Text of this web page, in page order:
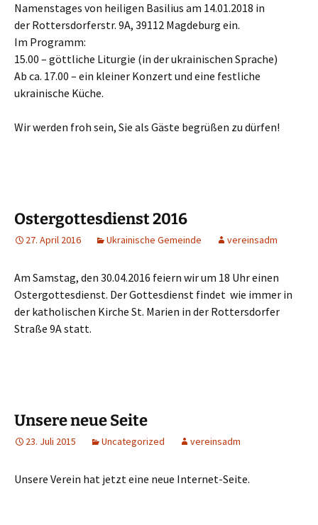
Namenstages von heiligen Basilius am 14.01.2018 in
der Rottersdorferstr. 9A, 39112 Magdeburg ein.
Im Programm:
15.00 – göttliche Liturgie (in der ukrainischen Sprache)
Ab ca. 17.00 – ein kleiner Konzert und eine festliche
ukrainische Küche.
Wir werden froh sein, Sie als Gäste begrüßen zu dürfen!
Ostergottesdienst 2016
27. April 2016 Ukrainische Gemeinde vereinsadm
Am Samstag, den 30.04.2016 feiern wir um 18 Uhr einen
Ostergottesdienst. Der Gottesdienst findet wie immer in
der katholischen Kirche St. Marien in der Rottersdorfer
Straße 9A statt.
Unsere neue Seite
23. Juli 2015 Uncategorized vereinsadm
Unsere Verein hat jetzt eine neue Internet-Seite.